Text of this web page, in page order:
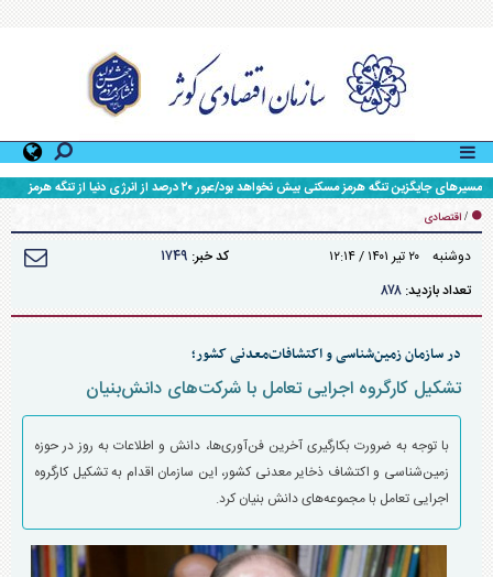
مسیر‌های جایگزین تنگه هرمز مسکنی بیش نخواهد بود/عبور ۲۰ درصد از انرژی دنیا از تنگه هرمز
/ اقتصادی
دوشنبه ۲۰ تير ۱۴۰۱ / ۱۲:۱۴ کد خبر: ۱۷۴۹
تعداد بازدید: ۸۷۸
در سازمان زمین‌شناسی و اکتشافات‌معدنی کشور؛
تشکیل کارگروه اجرایی تعامل با شرکت‌های دانش‌بنیان
با توجه به ضرورت بکارگیری آخرین فن‌آوری‌ها، دانش و اطلاعات به روز در حوزه
زمین‌شناسی و اکتشاف ذخایر معدنی کشور، این سازمان اقدام به تشکیل کارگروه
اجرایی تعامل با مجموعه‌های دانش بنیان کرد.